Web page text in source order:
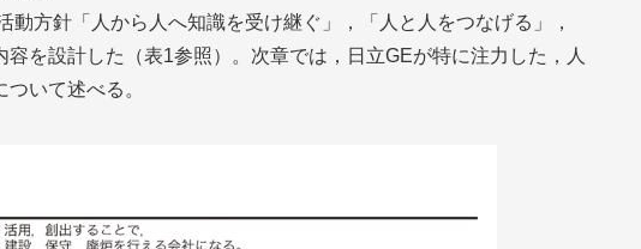
方針「人から人へ知識を受け継ぐ」，「人と人をつなげる」，
容を設計した（表1参照）。次章では，日立GEが特に注力した，人
いて述べる。